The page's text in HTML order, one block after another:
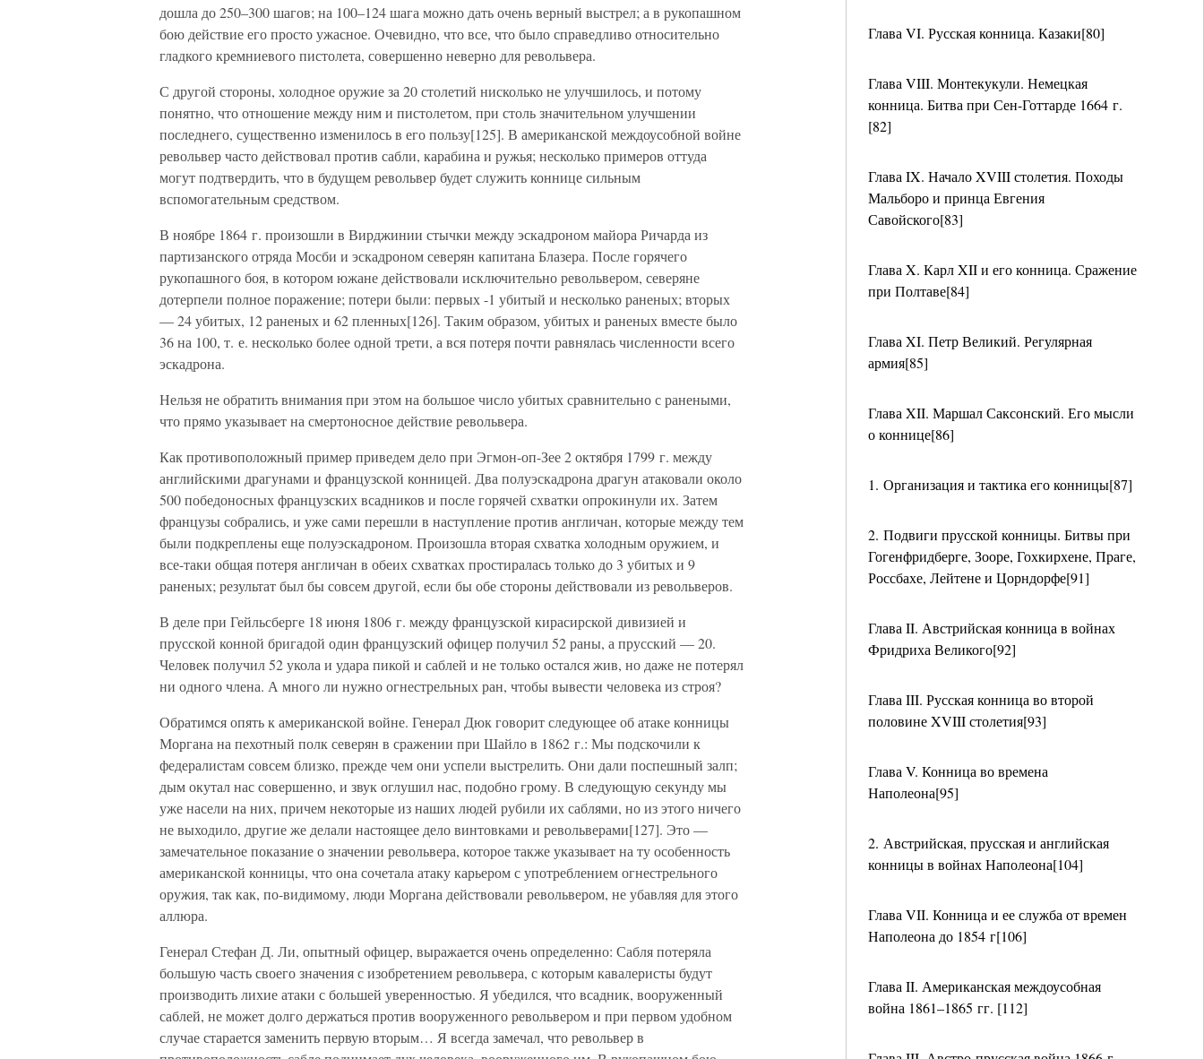
Глава VI. Русская конница. Казаки[80]
Глава VIII. Монтекукули. Немецкая
конница. Битва при Сен-Готтарде 1664 г.
[82]
Глава IX. Начало XVIII столетия. Походы
Мальборо и принца Евгения
Савойского[83]
Глава X. Карл XII и его конница. Сражение
при Полтаве[84]
Глава XI. Петр Великий. Регулярная
армия[85]
Глава XII. Маршал Саксонский. Его мысли
о коннице[86]
1. Организация и тактика его конницы[87]
2. Подвиги прусской конницы. Битвы при
Гогенфридберге, Зооре, Гохкирхене, Праге,
Россбахе, Лейтене и Цорндорфе[91]
Глава II. Австрийская конница в войнах
Фридриха Великого[92]
Глава III. Русская конница во второй
половине XVIII столетия[93]
Глава V. Конница во времена
Наполеона[95]
2. Австрийская, прусская и английская
конницы в войнах Наполеона[104]
Глава VII. Конница и ее служба от времен
Наполеона до 1854 г[106]
Глава II. Американская междоусобная
война 1861–1865 гг. [112]
дошла до 250–300 шагов; на 100–124 шага можно дать очень верный выстрел; а в рукопашном
бою действие его просто ужасное. Очевидно, что все, что было справедливо относительно
гладкого кремниевого пистолета, совершенно неверно для револьвера.
С другой стороны, холодное оружие за 20 столетий нисколько не улучшилось, и потому
понятно, что отношение между ним и пистолетом, при столь значительном улучшении
последнего, существенно изменилось в его пользу[125]. В американской междоусобной войне
револьвер часто действовал против сабли, карабина и ружья; несколько примеров оттуда
могут подтвердить, что в будущем револьвер будет служить коннице сильным
вспомогательным средством.
В ноябре 1864 г. произошли в Вирджинии стычки между эскадроном майора Ричарда из
партизанского отряда Мосби и эскадроном северян капитана Блазера. После горячего
рукопашного боя, в котором южане действовали исключительно револьвером, северяне
дотерпели полное поражение; потери были: первых -1 убитый и несколько раненых; вторых
— 24 убитых, 12 раненых и 62 пленных[126]. Таким образом, убитых и раненых вместе было
36 на 100, т. е. несколько более одной трети, а вся потеря почти равнялась численности всего
эскадрона.
Нельзя не обратить внимания при этом на большое число убитых сравнительно с ранеными,
что прямо указывает на смертоносное действие револьвера.
Как противоположный пример приведем дело при Эгмон-оп-Зее 2 октября 1799 г. между
английскими драгунами и французской конницей. Два полуэскадрона драгун атаковали около
500 победоносных французских всадников и после горячей схватки опрокинули их. Затем
французы собрались, и уже сами перешли в наступление против англичан, которые между тем
были подкреплены еще полуэскадроном. Произошла вторая схватка холодным оружием, и
все-таки общая потеря англичан в обеих схватках простиралась только до 3 убитых и 9
раненых; результат был бы совсем другой, если бы обе стороны действовали из револьверов.
В деле при Гейльсберге 18 июня 1806 г. между французской кирасирской дивизией и
прусской конной бригадой один французский офицер получил 52 раны, а прусский — 20.
Человек получил 52 укола и удара пикой и саблей и не только остался жив, но даже не потерял
ни одного члена. А много ли нужно огнестрельных ран, чтобы вывести человека из строя?
Обратимся опять к американской войне. Генерал Дюк говорит следующее об атаке конницы
Моргана на пехотный полк северян в сражении при Шайло в 1862 г.: Мы подскочили к
федералистам совсем близко, прежде чем они успели выстрелить. Они дали поспешный залп;
дым окутал нас совершенно, и звук оглушил нас, подобно грому. В следующую секунду мы
уже насели на них, причем некоторые из наших людей рубили их саблями, но из этого ничего
не выходило, другие же делали настоящее дело винтовками и револьверами[127]. Это —
замечательное показание о значении револьвера, которое также указывает на ту особенность
американской конницы, что она сочетала атаку карьером с употреблением огнестрельного
оружия, так как, по-видимому, люди Моргана действовали револьвером, не убавляя для этого
аллюра.
Генерал Стефан Д. Ли, опытный офицер, выражается очень определенно: Сабля потеряла
большую часть своего значения с изобретением револьвера, с которым кавалеристы будут
производить лихие атаки с большей уверенностью. Я убедился, что всадник, вооруженный
саблей, не может долго держаться против вооруженного револьвером и при первом удобном
случае старается заменить первую вторым… Я всегда замечал, что револьвер в